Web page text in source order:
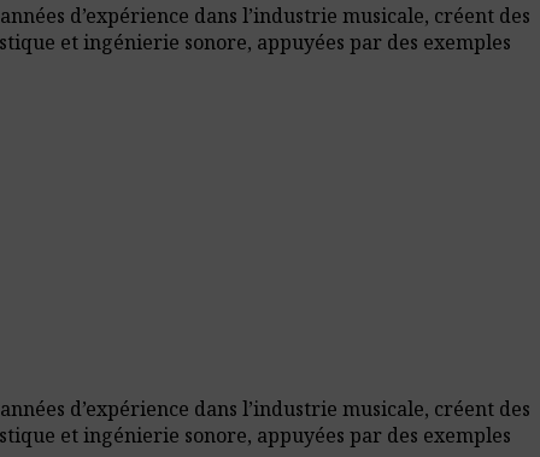
d’expérience dans l’industrie musicale, créent des
et ingénierie sonore, appuyées par des exemples
d’expérience dans l’industrie musicale, créent des
et ingénierie sonore, appuyées par des exemples